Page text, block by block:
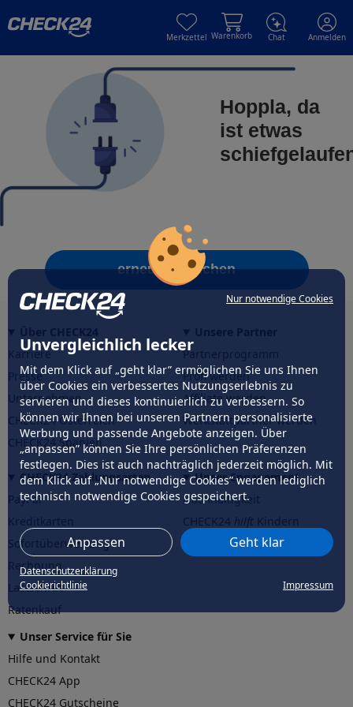
Nur notwendige Cookies
Unvergleichlich lecker
Mit dem Klick auf „geht klar” ermöglichen Sie uns Ihnen
über Cookies ein verbessertes Nutzungserlebnis zu
servieren und dieses kontinuierlich zu verbessern. So
können wir Ihnen bei unseren Partnern personalisierte
Werbung und passende Angebote anzeigen. Über
„anpassen” können Sie Ihre persönlichen Präferenzen
festlegen. Dies ist auch nachträglich jederzeit möglich. Mit
dem Klick auf „Nur notwendige Cookies” werden lediglich
technisch notwendige Cookies gespeichert.
Anpassen Geht klar
Datenschutzerklärung
Cookierichtlinie
Impressum
Merkzettel Warenkorb Chat Anmelden
Hoppla, da
ist etwas
erneut versuchen
Karriere
Presse
Unternehmen
CHECK24 Österreich
CHECK24 Spanien
Partnerprogramm
Profi werden
Affiliate werden
Werkstattpartner werden
CHECK24 Zahlungsarten
PayPal
Sofortüberweisung
Rechnung
Lastschrift
Ratenkauf
Unser Engagement
Nachhaltigkeit
CHECK24hilftder Natur
Unser Service für Sie
Hilfe und Kontakt
CHECK24 App
CHECK24 Gutscheine